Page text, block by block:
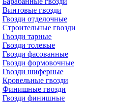
Винтовые гвозди
Гвозди отделочные
Строительные гвозди
Гвозди тарные
Гвозди толевые
Гвозди фасованные
Гвозди формовочные
Гвозди шиферные
Кровельные гвозди
Финишные гвозди
Гвозди финишные